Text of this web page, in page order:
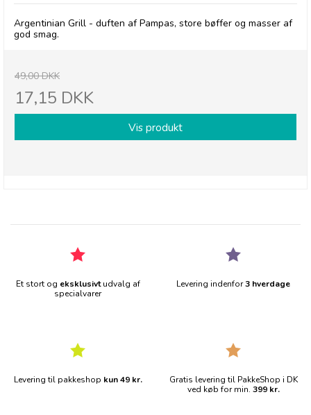
Argentinian Grill - duften af Pampas, store bøffer og masser af
god smag.
49,00 DKK
17,15 DKK
Vis produkt
Et stort og eksklusivtudvalg af
specialvarer
Levering indenfor3 hverdage
Levering til pakkeshop kun 49 kr.
Gratis levering til PakkeShop i DK
ved køb for min. 399 kr.